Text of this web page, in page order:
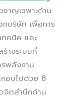
ชาญเฉพาะด้าน
กบริษัท เพื่อการ
ทคนิค และ
างระบบที่
รพลังงาน
อบไปด้วย 8
จิตสำนึกด้าน